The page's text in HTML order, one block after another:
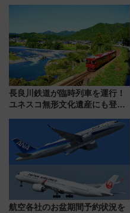
長良川鉄道が臨時列車を運行！
ユネスコ無形文化遺産にも登録
に 乗車には予約が必要
航空各社のお盆期間予約状況を